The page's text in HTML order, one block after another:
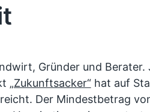
Gründer und Berater.
„Zukunftsacker“hat auf
Der Mindestbetrag